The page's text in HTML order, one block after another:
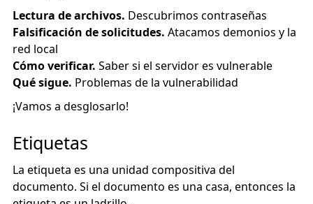
Lectura de archivos. Descubrimos contraseñas
Falsificación de solicitudes. Atacamos demonios y la
red local
Cómo verificar. Saber si el servidor es vulnerable
Qué sigue. Problemas de la vulnerabilidad
¡Vamos a desglosarlo!
Etiquetas
La etiqueta es una unidad compositiva del
documento. Si el documento es una casa, entonces la